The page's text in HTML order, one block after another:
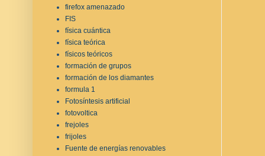
firefox amenazado
FIS
física cuántica
física teórica
físicos teóricos
formación de grupos
formación de los diamantes
formula 1
Fotosíntesis artificial
fotovoltica
frejoles
frijoles
Fuente de energías renovables